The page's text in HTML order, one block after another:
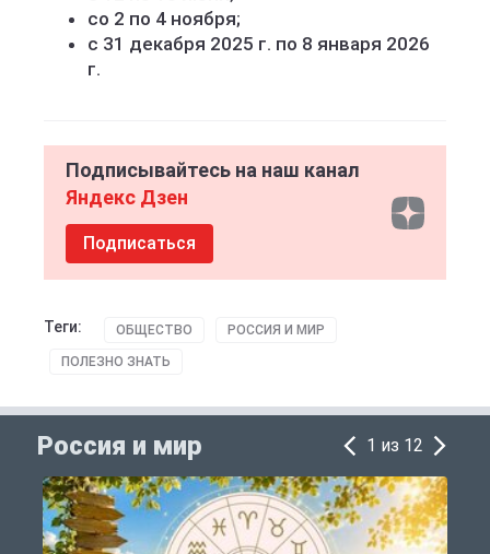
со 2 по 4 ноября;
с 31 декабря 2025 г. по 8 января 2026
г.
Подписывайтесь на наш канал
Яндекс Дзен
Подписаться
Теги: ОБЩЕСТВО РОССИЯ И МИР
ПОЛЕЗНО ЗНАТЬ
Россия и мир 1 из 12